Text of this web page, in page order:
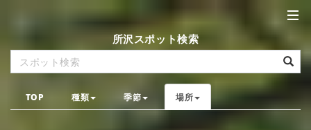
所沢スポット検索
TOP 種類 季節 場所